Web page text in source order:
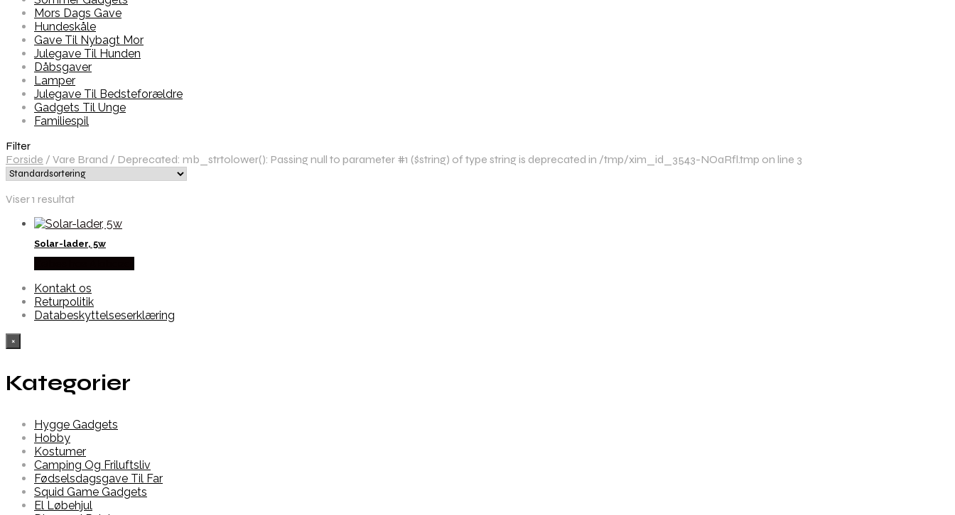
Mors Dags Gave
Hundeskåle
Gave Til Nybagt Mor
Julegave Til Hunden
Dåbsgaver
Lamper
Julegave Til Bedsteforældre
Gadgets Til Unge
Familiespil
Filter
Forside / Vare Brand / Deprecated: mb_strtolower(): Passing null to parameter #1 ($string) of type string is deprecated in /tmp/xim_id_3543-NOaRfl.tmp on line 3
Viser 1 resultat
Solar-lader, 5w
Kontakt os
Returpolitik
Databeskyttelseserklæring
×
Kategorier
Hygge Gadgets
Hobby
Kostumer
Camping Og Friluftsliv
Fødselsdagsgave Til Far
Squid Game Gadgets
El Løbehjul